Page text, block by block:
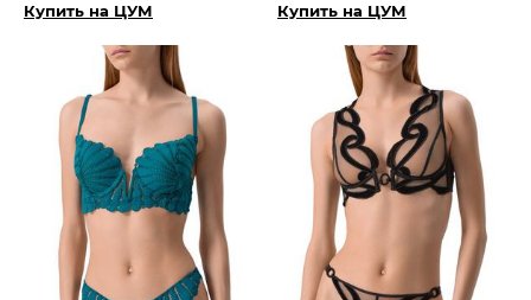
Купить на ЦУМ Купить на ЦУМ